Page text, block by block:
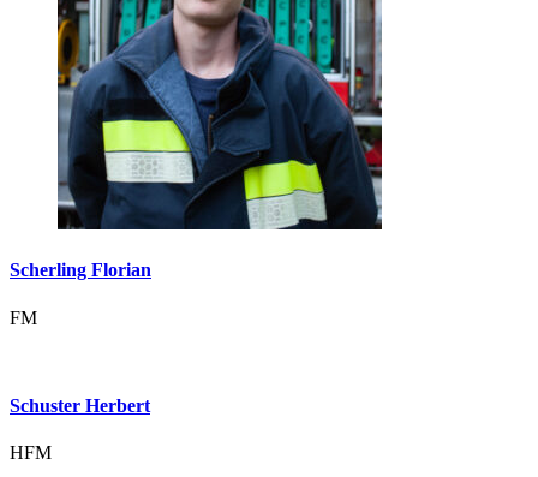
Scherling Florian
FM
Schuster Herbert
HFM